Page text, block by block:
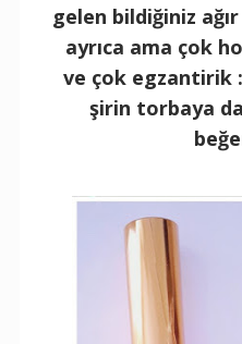
gelen bildiğiniz
ayrıca ama çok
ve çok egzantirik
şirin torbaya